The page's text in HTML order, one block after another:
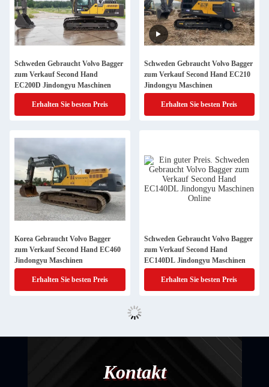
Schweden Gebraucht Volvo Bagger
zum Verkauf Second Hand
EC200D Jindongyu Maschinen
Erhalten Sie besten Preis
Schweden Gebraucht Volvo Bagger
zum Verkauf Second Hand EC210
Jindongyu Maschinen
Erhalten Sie besten Preis
Korea Gebraucht Volvo Bagger
zum Verkauf Second Hand EC460
Jindongyu Maschinen
Erhalten Sie besten Preis
Schweden Gebraucht Volvo Bagger
zum Verkauf Second Hand
EC140DL Jindongyu Maschinen
Erhalten Sie besten Preis
Kontakt